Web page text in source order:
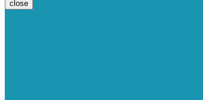
close